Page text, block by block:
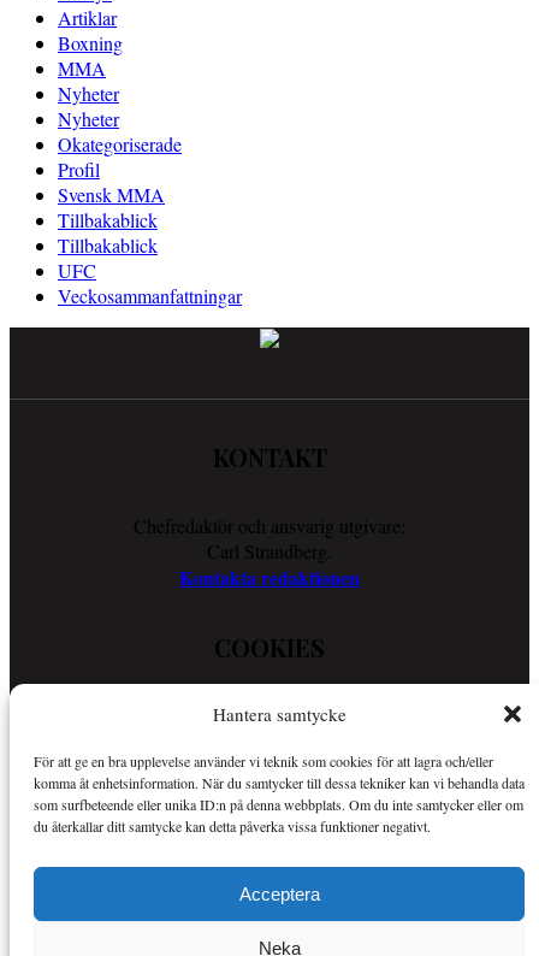
Hantera samtycke
För att ge en bra upplevelse använder vi teknik som cookies för att lagra och/eller
komma åt enhetsinformation. När du samtycker till dessa tekniker kan vi behandla data
som surfbeteende eller unika ID:n på denna webbplats. Om du inte samtycker eller om
du återkallar ditt samtycke kan detta påverka vissa funktioner negativt.
Acceptera
Neka
Artiklar
Boxning
MMA
Nyheter
Nyheter
Okategoriserade
Profil
Svensk MMA
Tillbakablick
Tillbakablick
UFC
Veckosammanfattningar
KONTAKT
Chefredaktör och ansvarig utgivare:
Carl Strandberg.
Kontakta redaktionen
COOKIES
Läs vår Cookie Policy för att ta reda på vad vi gör för att förenkla
Så använder vi cookies
OM SPORTKURIREN
Sportkuriren är en nättidning med fokus på sport i allmänhet och
Mer om Sportkuriren